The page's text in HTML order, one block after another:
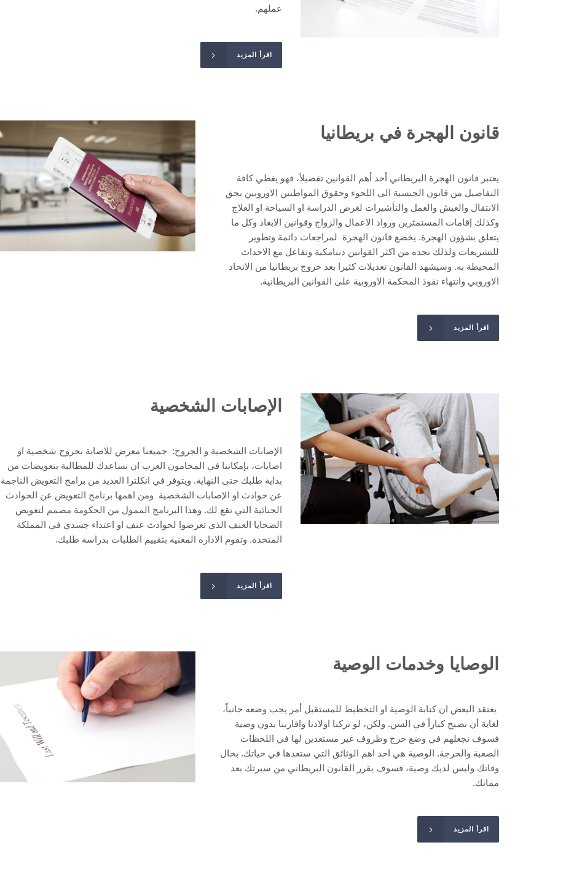
عملهم.
اقرأ المزيد
قانون الهجرة في بريطانيا
يعتبر قانون الهجرة البريطاني أحد أهم القوانين تفصيلاً، فهو يغطي كافة
التفاصيل من قانون الجنسية الى اللجوء وحقوق المواطنين الاوروبين بحق
الانتقال والعيش والعمل والتأشيرات لغرض الدراسة او السياحة او العلاج
وكذلك إقامات المستمثرين ورواد الاعمال والزواج وقوانين الابعاد وكل ما
يتعلق بشؤون الهجرة. يخضع قانون الهجرة لمراجعات دائمة وتطوير
للتشريعات ولذلك نجده من اكثر القوانين دينامكية وتفاعل مع الاحداث
المحيطة به. وسيشهد القانون تعديلات كثيرا بعد خروج بريطانيا من الاتحاد
الاوروبي وانتهاء نفوذ المحكمة الاوروبية على القوانين البريطانية.
اقرأ المزيد
الإصابات الشخصية
الإصابات الشخصية و الجروح: جميعنا معرض للاصابة بجروح شخصية او
اصابات، بإمكاننا في المحامون العرب ان نساعدك للمطالبة بتعويضات من
بداية طلبك حتى النهاية. ويتوفر في انكلترا العديد من برامج التعويض الناجمة
عن حوادث او الإصابات الشخصية ومن اهمها برنامج التعويض عن الحوادث
الجنائية التي تقع لك. وهذا البرنامج الممول من الحكومة مصمم لتعويض
الضحايا العنف الذي تعرضوا لحوادث عنف او اعتداء جسدي في المملكة
المتحدة. وتقوم الادارة المعنية بتقييم الطلبات بدراسة طلبك.
اقرأ المزيد
الوصايا وخدمات الوصية
يعتقد البعض ان كتابة الوصية او التخطيط للمستقبل أمر يجب وضعه جانباً،
لغاية أن نصبح كباراً في السن. ولكن، لو تركنا اولادنا واقاربنا بدون وصية
فسوف نجعلهم في وضع حرج وظروف غير مستعدين لها في اللحظات
الصعبة والحرجة. الوصية هي احد اهم الوثائق التي ستعدها في حياتك. بحال
وفاتك وليس لديك وصية، فسوف يقرر القانون البريطاني من سيرثك بعد
مماتك.
اقرأ المزيد